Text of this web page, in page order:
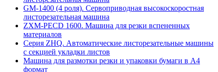
GM-1400 (4 роля). Сервоприводная высокоскоростная
листорезательная машина
ZXM-PECD 1600. Машина для резки вспененных
материалов
Серия ZHQ. Автоматические листорезательные машины
с секцией укладки листов
Машина для размотки резки и упаковки бумаги в А4
формат